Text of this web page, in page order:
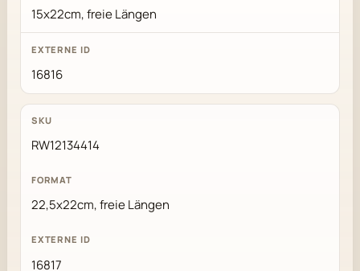
15x22cm, freie Längen
16816
RW12134414
22,5x22cm, freie Längen
16817